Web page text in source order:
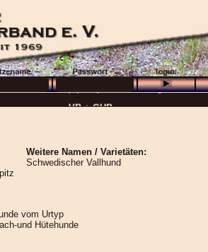
Weitere Namen / Varietäten:
Schwedischer Vallhund
vom Urtyp
und Hütehunde
··· Schön, dass Sie da sind! ···
··· Die nächste (Sport-) Veranstaltung ···
VB + GHP
······